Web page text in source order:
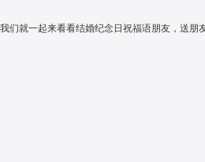
就一起来看看结婚纪念日祝福语朋友，送朋